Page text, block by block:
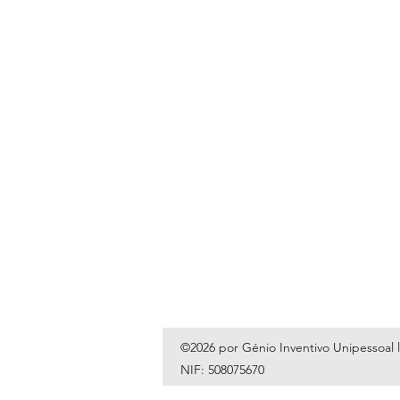
©2026 por Génio Inventivo Unipessoal
NIF: 508075670